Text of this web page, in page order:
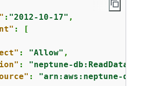
: "2012-10-17" ,
: [
: "Allow" ,
: "neptune-
: "arn:aws:neptune-db: